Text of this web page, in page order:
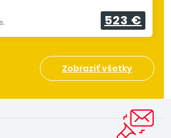
523 €
Zobraziť všetky